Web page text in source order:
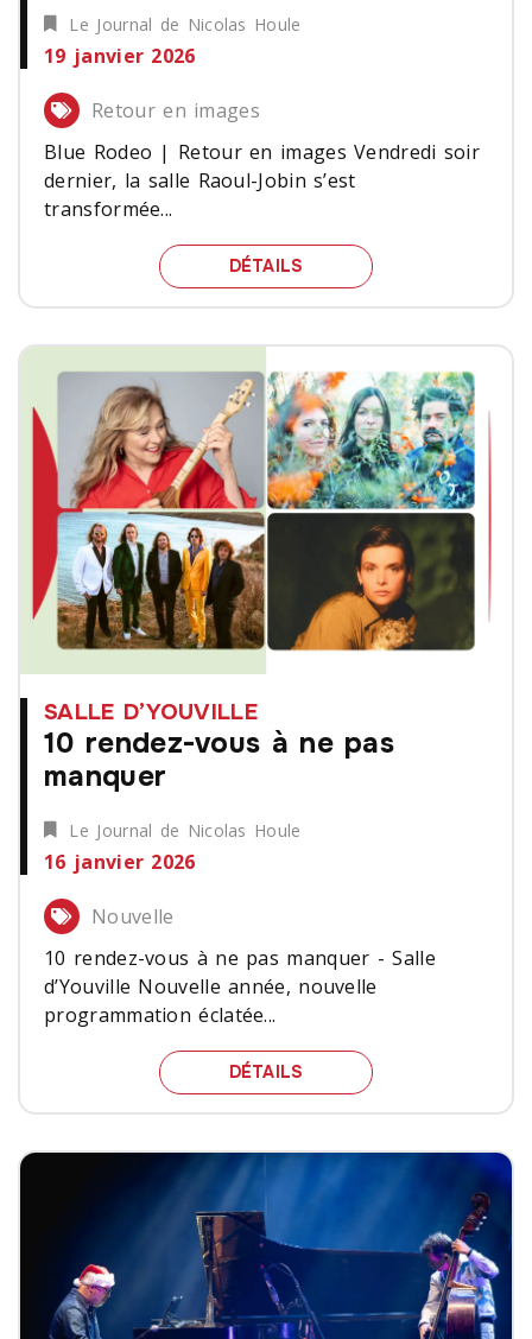
Le Journal de Nicolas Houle
19 janvier 2026
Retour en images
Blue Rodeo | Retour en images Vendredi soir
dernier, la salle Raoul-Jobin s’est
transformée...
DÉTAILS BLUE RODEO | RETOUR
SALLE D’YOUVILLE
10 rendez-vous à ne pas
manquer
Le Journal de Nicolas Houle
16 janvier 2026
Nouvelle
10 rendez-vous à ne pas manquer - Salle
d’Youville Nouvelle année, nouvelle
programmation éclatée...
DÉTAILS 10 RENDEZ-VOUS À NE